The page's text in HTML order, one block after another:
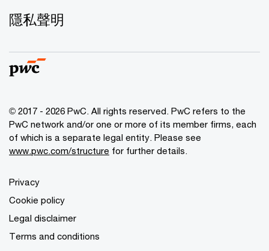
隱私聲明
© 2017 - 2026 PwC. All rights reserved. PwC refers to the
PwC network and/or one or more of its member firms, each
of which is a separate legal entity. Please see
www.pwc.com/structure for further details.
Privacy
Cookie policy
Legal disclaimer
Terms and conditions